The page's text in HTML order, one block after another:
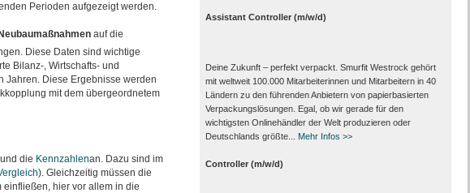
Perioden aufgezeigt werden.
auf die
Diese Daten sind wichtige
Bilanz-, Wirtschafts- und
Jahren. Diese Ergebnisse werden
mit dem übergeordnetem
und die Kennzahlenan. Dazu sind im
). Gleichzeitig müssen die
hier vor allem in die
Assistant Controller (m/w/d)
Deine Zukunft – perfekt verpackt. Smurfit Westrock gehört
mit weltweit 100.000 Mitarbeiter­innen und Mitarbeitern in 40
Ländern zu den führenden Anbietern von papier­basierten
Verpackungs­lösungen. Egal, ob wir gerade für den
wichtigsten Onlinehändler der Welt produzieren oder
Deutschlands größte...
Mehr Infos >>
Controller (m/w/d)